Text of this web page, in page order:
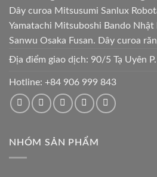
Dây curoa Mitsusumi Sanlux
Yamatachi Mitsuboshi Bando Nhật
Sanwu Osaka Fusan. Dây curoa
Địa điểm giao dịch: 90/5 Tạ Uyên
Hotline: +84 906 999 843
NHÓM SẢN PHẨM